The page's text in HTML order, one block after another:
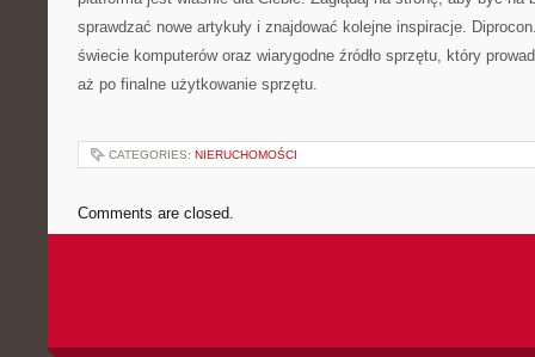
sprawdzać nowe artykuły i znajdować kolejne inspiracje.
świecie komputerów oraz wiarygodne źródło sprzętu, który
aż po finalne użytkowanie sprzętu.
CATEGORIES: NIERUCHOMOŚCI
Comments are closed.